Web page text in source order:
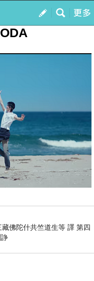
我的
佛陀什共竺道生等 譯 第四